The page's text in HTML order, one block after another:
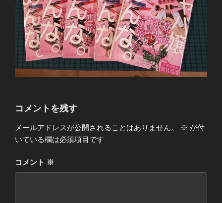
コメントを残す
メールアドレスが公開されることはありません。 ※ が付
いている欄は必須項目です
コメント ※